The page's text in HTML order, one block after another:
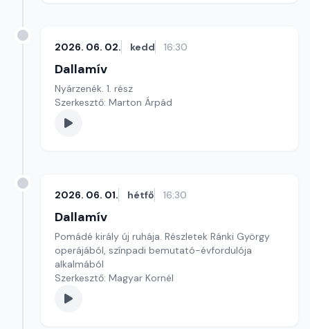
2026. 06. 02. kedd 16:30
Dallamív
Nyárzenék. 1. rész
Szerkesztő: Marton Árpád
2026. 06. 01. hétfő 16:30
Dallamív
Pomádé király új ruhája. Részletek Ránki György
operájából, színpadi bemutató-évfordulója
alkalmából
Szerkesztő: Magyar Kornél